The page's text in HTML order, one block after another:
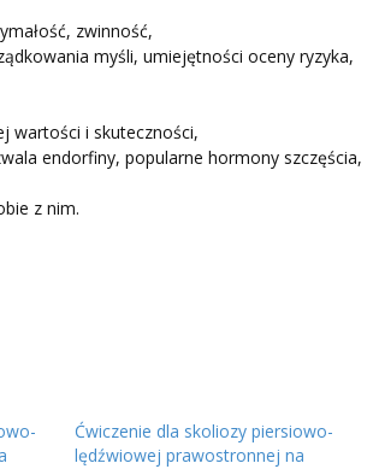
zwinność,
myśli, umiejętności oceny ryzyka,
wartości i skuteczności,
endorfiny, popularne hormony szczęścia,
z nim.
Ćwiczenie dla skoliozy piersiowo-
lędźwiowej prawostronnej na